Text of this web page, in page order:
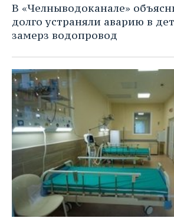
В «Челныводоканале»
долго устраняли аварию в
замерз водопровод